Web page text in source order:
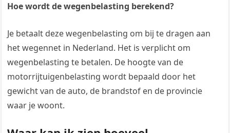
Hoe wordt de wegenbelasting berekend?
Je betaalt deze wegenbelasting om bij te dragen aan
het wegennet in Nederland. Het is verplicht om
wegenbelasting te betalen. De hoogte van de
motorrijtuigenbelasting wordt bepaald door het
gewicht van de auto, de brandstof en de provincie
waar je woont.